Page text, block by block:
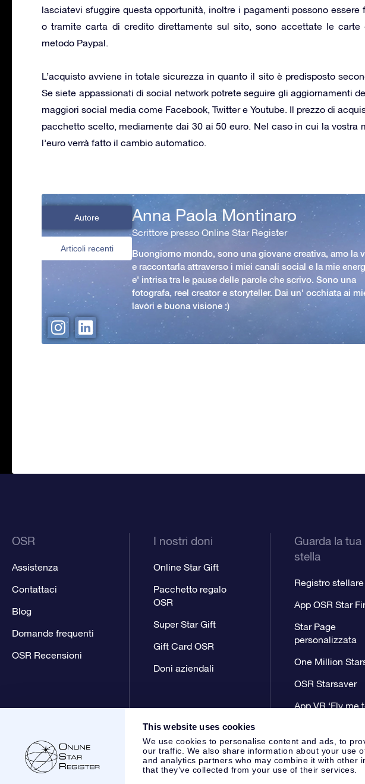
This website uses cookies
We use cookies to personalise content and ads, to
our traffic. We also share information about your use
and analytics partners who may combine it with other
that they’ve collected from your use of their services.
lasciatevi sfuggire questa opportunità, inoltre i pagamenti possono
o tramite carta di credito direttamente sul sito, sono accettate le
metodo Paypal.
L’acquisto avviene in totale sicurezza in quanto il sito è predisposto
Se siete appassionati di social network potrete seguire gli aggiornamenti
maggiori social media come Facebook, Twitter e Youtube. Il prezzo di
pacchetto scelto, mediamente dai 30 ai 50 euro. Nel caso in cui la vostra
l’euro verrà fatto il cambio automatico.
Autore
Articoli recenti
Anna Paola Montinaro
Scrittore presso Online Star Register
Buongiorno mondo, sono una giovane creativa, amo la
e raccontarla attraverso i miei canali social e la mie
e' intrisa tra le pause delle parole che scrivo. Sono una
fotografa, reel creator e storyteller. Dai un' occhiata ai
lavori e buona visione :)
OSR
Assistenza
Contattaci
Blog
Domande frequenti
OSR Recensioni
I nostri doni
Online Star Gift
Pacchetto regalo
OSR
Super Star Gift
Gift Card OSR
Doni aziendali
Guarda la tua
stella
Registro stellare
App OSR Star
Star Page
personalizzata
One Million
OSR Starsaver
App VR ‘Fly me